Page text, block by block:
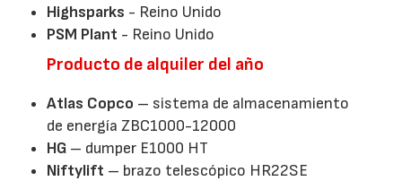
Highsparks - Reino Unido
PSM Plant - Reino Unido
Producto de alquiler del año
Atlas Copco – sistema de almacenamiento
de energía ZBC1000-12000
HG – dumper E1000 HT
Niftylift – brazo telescópico HR22SE